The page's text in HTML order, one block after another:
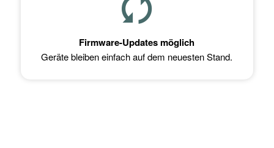
Firmware-Updates möglich
Geräte bleiben einfach auf dem neuesten Stand.